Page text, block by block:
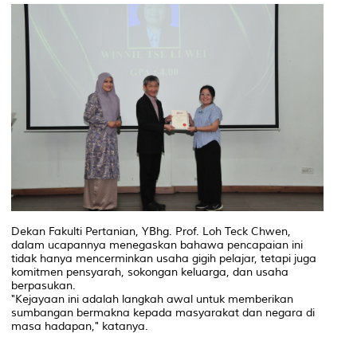
Dekan Fakulti Pertanian, YBhg. Prof. Loh Teck Chwen,
dalam ucapannya menegaskan bahawa pencapaian ini
tidak hanya mencerminkan usaha gigih pelajar, tetapi juga
komitmen pensyarah, sokongan keluarga, dan usaha
berpasukan.
"Kejayaan ini adalah langkah awal untuk memberikan
sumbangan bermakna kepada masyarakat dan negara di
masa hadapan," katanya.